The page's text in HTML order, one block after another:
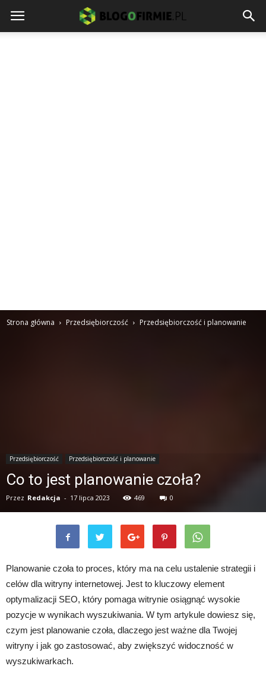
Strona główna Przedsiębiorczość Przedsiębiorczość i planowanie
Przedsiębiorczość Przedsiębiorczość i planowanie
Co to jest planowanie czoła?
Przez Redakcja - 17 lipca 2023 469 0
Planowanie czoła to proces, który ma na celu ustalenie strategii i
celów dla witryny internetowej. Jest to kluczowy element
optymalizacji SEO, który pomaga witrynie osiągnąć wysokie
pozycje w wynikach wyszukiwania. W tym artykule dowiesz się,
czym jest planowanie czoła, dlaczego jest ważne dla Twojej
witryny i jak go zastosować, aby zwiększyć widoczność w
wyszukiwarkach.